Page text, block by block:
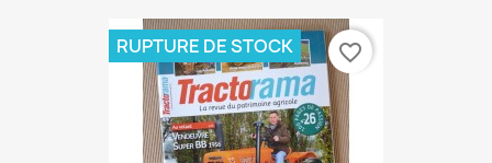
RUPTURE DE STOCK favorite_border